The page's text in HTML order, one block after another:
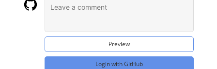
Preview
Login with GitHub